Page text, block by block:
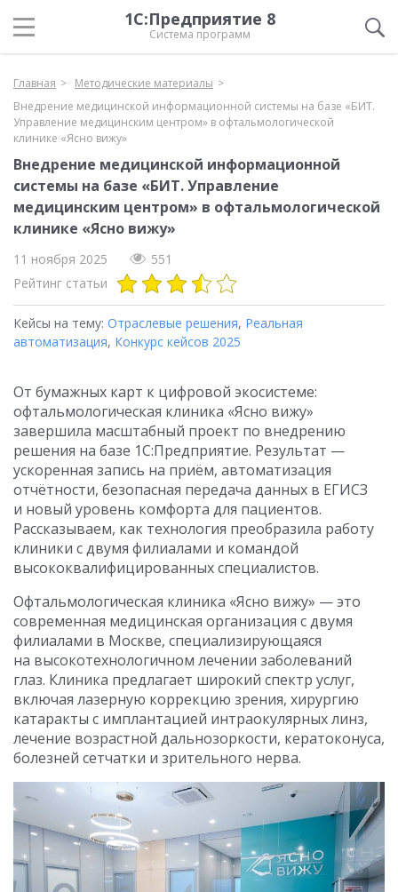
1С:Предприятие 8
Система программ
Главная
Методические материалы
Внедрение медицинской информационной системы на базе «БИТ.
Управление медицинским центром» в офтальмологической
клинике «Ясно вижу»
Внедрение медицинской информационной
системы на базе «БИТ. Управление
медицинским центром» в офтальмологической
клинике «Ясно вижу»
11 ноября 2025
551
Рейтинг статьи
Кейсы на тему: Отраслевые решения, Реальная
автоматизация, Конкурс кейсов 2025
От бумажных карт к цифровой экосистеме:
офтальмологическая клиника «Ясно вижу»
завершила масштабный проект по внедрению
решения на базе 1С:Предприятие. Результат —
ускоренная запись на приём, автоматизация
отчётности, безопасная передача данных в ЕГИСЗ
и новый уровень комфорта для пациентов.
Рассказываем, как технология преобразила работу
клиники с двумя филиалами и командой
высококвалифицированных специалистов.
Офтальмологическая клиника «Ясно вижу» — это
современная медицинская организация с двумя
филиалами в Москве, специализирующаяся
на высокотехнологичном лечении заболеваний
глаз. Клиника предлагает широкий спектр услуг,
включая лазерную коррекцию зрения, хирургию
катаракты с имплантацией интраокулярных линз,
лечение возрастной дальнозоркости, кератоконуса,
болезней сетчатки и зрительного нерва.